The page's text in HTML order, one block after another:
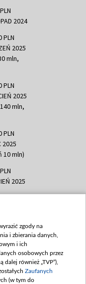
2024
PLN
2025
mln,
PLN
2025
mln,
PLN
2025
10 mln)
2025
350
2025
zgody na
i zbierania danych,
i ich
osobowych przez
dalej również „TVP”),
Zaufanych
(w tym do